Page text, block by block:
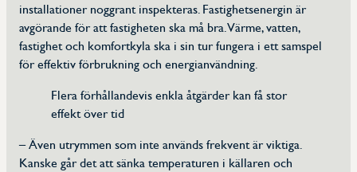
installationer noggrant inspekteras. Fastighetsenergin är
avgörande för att fastigheten ska må bra. Värme, vatten,
fastighet och komfortkyla ska i sin tur fungera i ett samspel
för effektiv förbrukning och energianvändning.
Flera förhållandevis enkla åtgärder kan få stor
effekt över tid
– Även utrymmen som inte används frekvent är viktiga.
Kanske går det att sänka temperaturen i källaren och